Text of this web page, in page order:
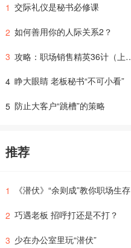
1 交际礼仪是秘书必修课
2 如何善用你的人际关系2？
3 攻略：职场销售精英36计（上部５）
4 睁大眼睛 老板秘书“不可小看”
5 防止大客户“跳槽”的策略
推荐
1 《潜伏》“余则成”教你职场生存
2 巧遇老板 招呼打还是不打？
3 少在办公室里玩“潜伏”